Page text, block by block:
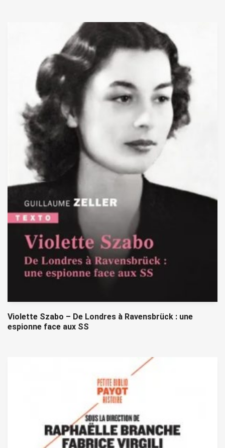
Violette Szabo – De Londres à Ravensbrück : une
espionne face aux SS